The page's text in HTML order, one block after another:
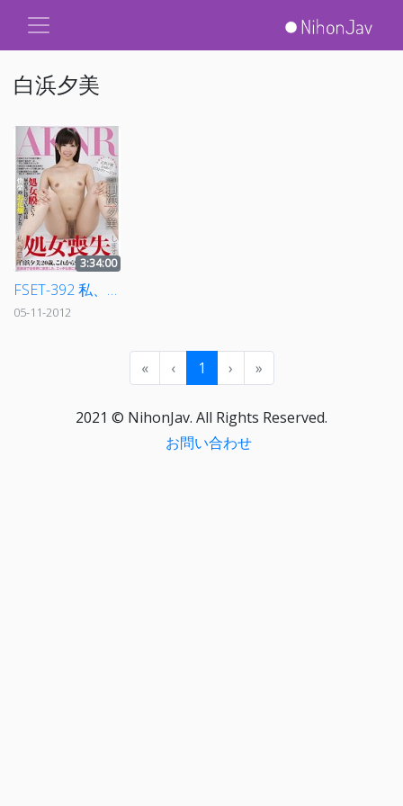
白浜夕美
3:34:00
FSET-392 私、今日処女喪失します。 白浜夕美
05-11-2012
« ‹ 1 › »
2021 © NihonJav. All Rights Reserved.
お問い合わせ